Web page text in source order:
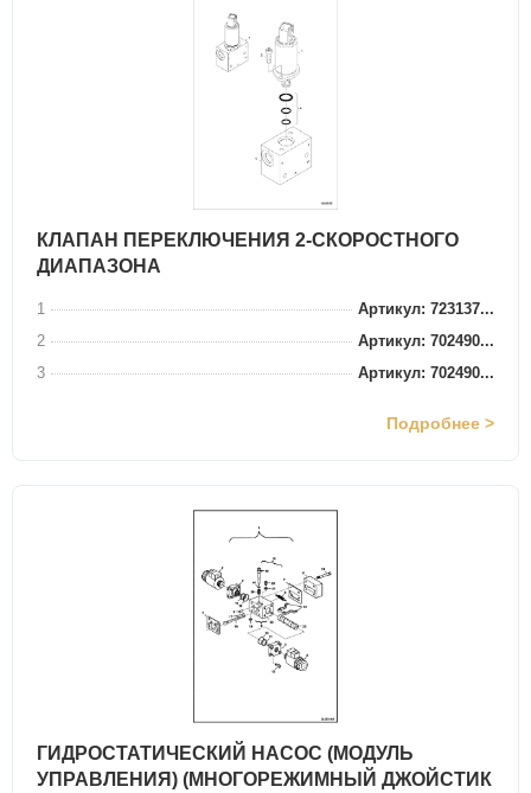
КЛАПАН ПЕРЕКЛЮЧЕНИЯ 2-СКОРОСТНОГО
ДИАПАЗОНА
1
Артикул: 723137...
2
Артикул: 702490...
3
Артикул: 702490...
Подробнее >
ГИДРОСТАТИЧЕСКИЙ НАСОС (МОДУЛЬ
УПРАВЛЕНИЯ) (МНОГОРЕЖИМНЫЙ ДЖОЙСТИК